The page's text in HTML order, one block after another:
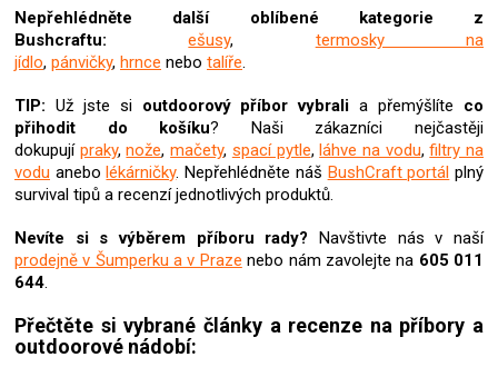
p
u
Nepřehlédněte další oblíbené kategorie z
Bushcraftu:
ešusy, termosky na
jídlo, pánvičky, hrnce nebo talíře.
TIP: Už jste si outdoorový příborvybralia přemýšlíte co
přihodit do košíku? Naši zákazníci nejčastěji
dokupují praky,nože,mačety, spací pytle,láhve na vodu,filtry na
vodu anebolékárničky. Nepřehlédněte náš BushCraft portál plný
survival tipů a recenzí jednotlivých produktů.
Nevíte si s výběrem příboru rady? Navštivte nás v naší
prodejně v Šumperku a v Praze nebo nám zavolejte na 605 011
644.
Přečtěte si vybrané články a recenze na příbory a
outdoorové nádobí: